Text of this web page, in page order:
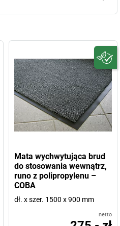
Mata wychwytująca brud
do stosowania wewnątrz,
runo z polipropylenu –
COBA
dł. x szer. 1500 x 900 mm
netto